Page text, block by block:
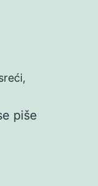
piše